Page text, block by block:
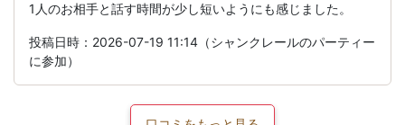
1人のお相手と話す時間が少し短いようにも感じました。
投稿日時：2026-07-19 11:14（シャンクレールのパーティー
に参加）